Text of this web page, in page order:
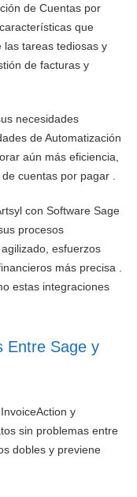
de Cuentas por
que
las tareas tediosas y
de facturas y
necesidades
de Automatización
aún más eficiencia,
cuentas por pagar .
con Software Sage
procesos
esfuerzos
más precisa .
estas integraciones
Entre Sage y
y
sin problemas entre
dobles y previene